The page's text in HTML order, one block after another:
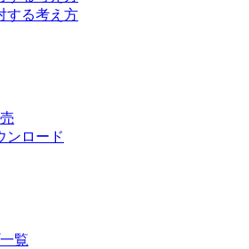
する考え方
ンロード
覧